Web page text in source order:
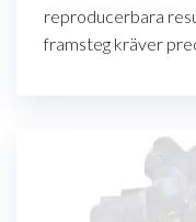
reproducerbara
framsteg kräver